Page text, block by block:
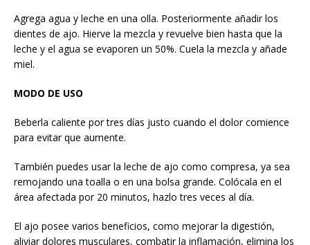
Agrega agua y leche en una olla. Posteriormente añadir los
dientes de ajo. Hierve la mezcla y revuelve bien hasta que la
leche y el agua se evaporen un 50%. Cuela la mezcla y añade
miel.
MODO DE USO
Beberla caliente por tres días justo cuando el dolor comience
para evitar que aumente.
También puedes usar la leche de ajo como compresa, ya sea
remojando una toalla o en una bolsa grande. Colócala en el
área afectada por 20 minutos, hazlo tres veces al día.
El ajo posee varios beneficios, como mejorar la digestión,
aliviar dolores musculares, combatir la inflamación, elimina los